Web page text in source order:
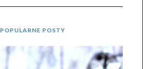
POPULARNE POSTY